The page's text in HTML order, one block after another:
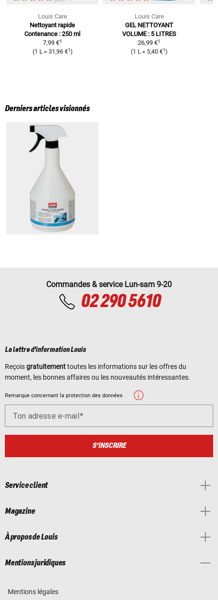
Louis Care
Nettoyant rapide
Contenance : 250 ml
7,99 €1
(1 L= 31,96 €1 )
Louis Care
GEL NETTOYANT
VOLUME : 5 LITRES
26,99 €1
(1 L= 5,40 €1)
Derniers articles visionnés
Commandes & service Lun-sam 9-20
02 290 5610
La lettre d'information Louis
Reçoisgratuitementtoutes les informations sur les offres du
moment, les bonnes affaires ou les nouveautés intéressantes.
Remarque concernant la protection des données
Ton adresse e-mail
S'INSCRIRE
Service client
Magazine
À propos de Louis
Mentions juridiques
Mentions légales